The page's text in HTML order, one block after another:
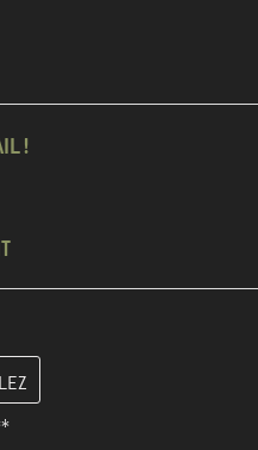
!
votre compte client à la